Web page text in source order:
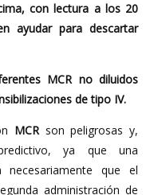
con lectura a los 20
ayudar para descartar
MCR no diluidos
de tipo IV.
MCRson peligrosas y,
ya que una
necesariamente que el
administración de